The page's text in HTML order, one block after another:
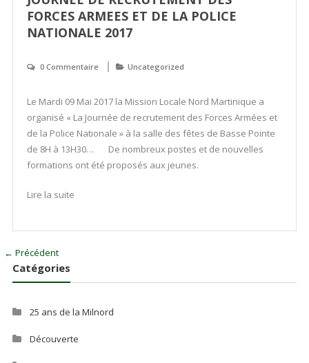
FORCES ARMEES ET DE LA POLICE
NATIONALE 2017
0 Commentaire Uncategorized
Le Mardi 09 Mai 2017 la Mission Locale Nord Martinique a
organisé « La Journée de recrutement des Forces Armées et
de la Police Nationale » à la salle des fêtes de Basse Pointe
de 8H à 13H30… De nombreux postes et de nouvelles
formations ont été proposés aux jeunes.
Lire la suite
← Précédent
Catégories
25 ans de la Milnord
Découverte